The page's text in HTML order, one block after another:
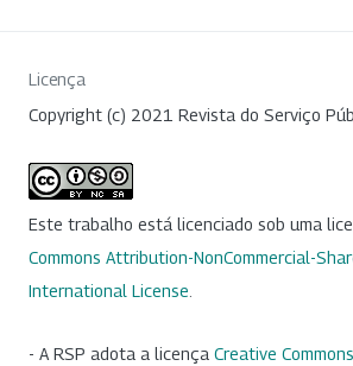
Licença
Copyright (c) 2021 Revista do Serviço
Este trabalho está licenciado sob uma
Commons Attribution-NonCommercial-
International License
- A RSP adota a licença Creative